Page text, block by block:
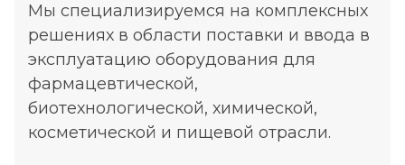
Мы специализируемся на комплексных
решениях в области поставки и ввода в
эксплуатацию оборудования для
фармацевтической,
биотехнологической, химической,
косметической и пищевой отрасли.